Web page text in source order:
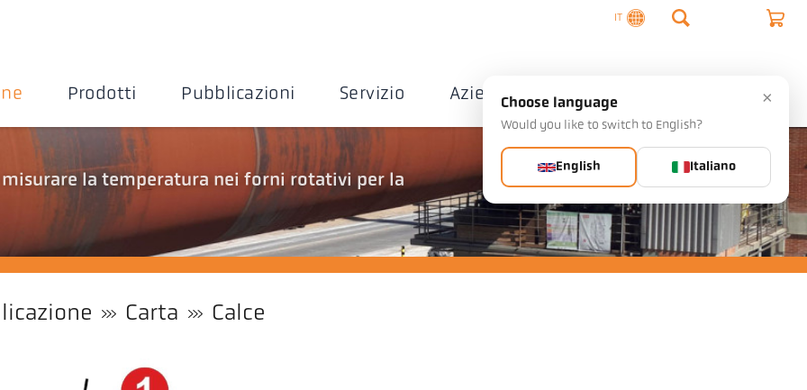
IT
Prodotti Pubblicazioni Servizio Azienda Contatto
la temperatura nei forni rotativi per la
Carta Calce
×
Choose language
Would you like to switch to English?
English Italiano